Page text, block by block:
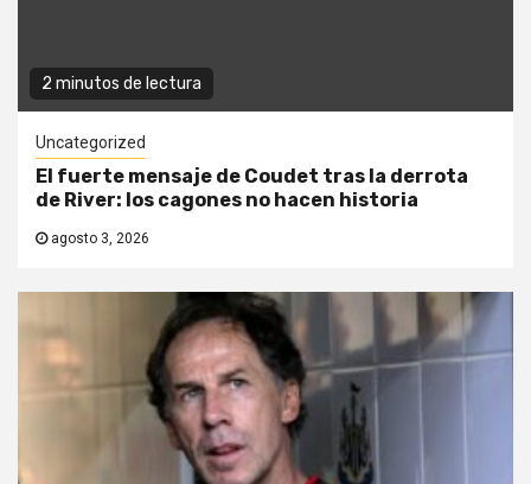
2 minutos de lectura
Uncategorized
El fuerte mensaje de Coudet tras la derrota
de River: los cagones no hacen historia
agosto 3, 2026